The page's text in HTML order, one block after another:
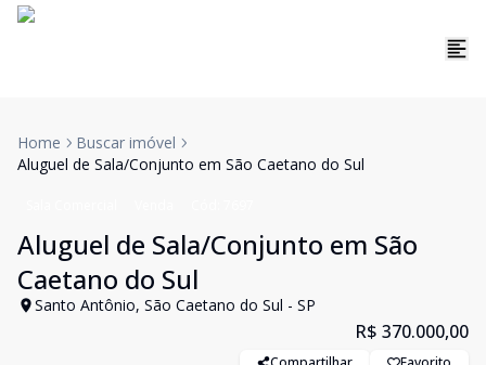
Home
Buscar imóvel
Aluguel de Sala/Conjunto em São Caetano do Sul
Aluguel de Sala/Conjunto em São
Caetano do Sul
Santo Antônio, São Caetano do Sul - SP
R$ 370.000,00